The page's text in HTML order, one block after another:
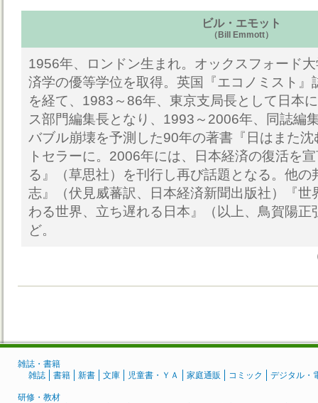
ビル・エモット
（Bill Emmott）
1956年、ロンドン生まれ。オックスフォード
済学の優等学位を取得。英国『エコノミスト』
を経て、1983～86年、東京支局長として日本
ス部門編集長となり、1993～2006年、同誌編
バブル崩壊を予測した90年の著書『日はまた
トセラーに。2006年には、日本経済の復活を
る』（草思社）を刊行し再び話題となる。他の
志』（伏見威蕃訳、日本経済新聞出版社）『世
わる世界、立ち遅れる日本』（以上、鳥賀陽正
ど。
雑誌・書籍
雑誌
書籍 新書 文庫 児童書・ＹＡ 家庭通販 コミック デジタル・
研修・教材